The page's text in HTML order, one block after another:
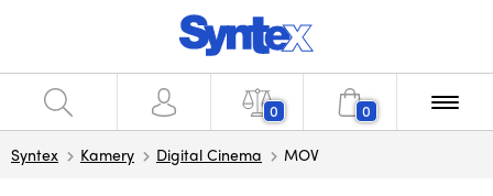
0 0
Syntex Kamery Digital Cinema MOV